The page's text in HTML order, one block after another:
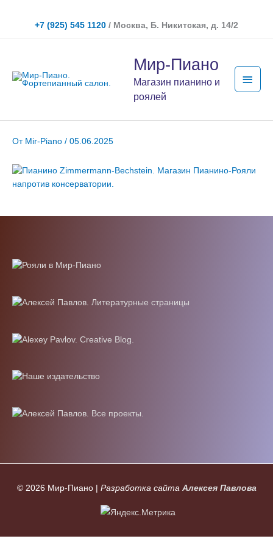
содержимому
+7 (925) 545 1120 / Москва, Б. Никитская, д. 14/2
Мир-Пиано
Магазин пианино и
роялей
меню
От Mir-Piano / 05.06.2025
© 2026 Мир-Пиано| Разработка сайта Алексея Павлова